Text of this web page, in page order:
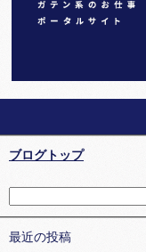
ブログトップ
最近の投稿